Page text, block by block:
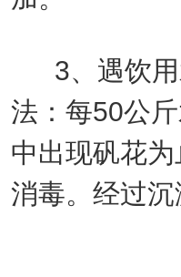
3、遇饮
法：每50公
中出现矾花
消毒。经过